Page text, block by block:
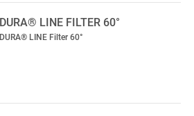
DURA® LINE FILTER 60°
DURA® LINE Filter 60°